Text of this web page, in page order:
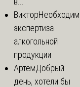
Виктор
экспертиза
алкогольной
продукции
АртемДобрый
день, хотели бы